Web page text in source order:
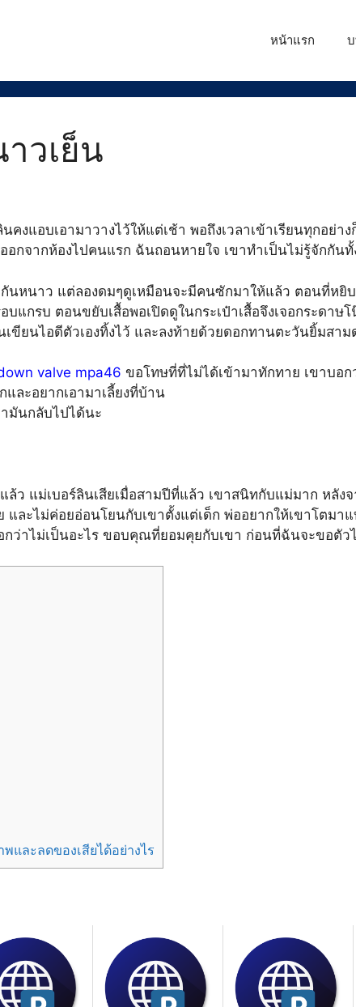
หน้าแรก
วเย็น
งแอบเอามาวางไว้ให้แต่เช้า พอถึงเวลาเข้าเรียนทุกอย่า
กจากห้องไปคนแรก ฉันถอนหายใจ เขาทำเป็นไม่รู้จักกันทั้
นหนาว แต่ลองดมๆดูเหมือนจะมีคนซักมาให้แล้ว ตอนที่หยิ
บแกรบ ตอนขยับเสื้อพอเปิดดูในกระเป๋าเสื้อจึงเจอกระดา
ขียนไอดีตัวเองทิ้งไว้ และลงท้ายด้วยดอกทานตะวันยิ้มสาม
valve mpa46 ขอโทษที่ที่ไม่ได้เข้ามาทักทาย เขาบอ
และอยากเอามาเลี้ยงที่บ้าน
ามันกลับไปได้นะ
ว แม่เบอร์ลินเสียเมื่อสามปีที่แล้ว เขาสนิทกับแม่มาก หลังจ
ละไม่ค่อยอ่อนโยนกับเขาตั้งแต่เด็ก พ่ออยากให้เขาโตมา
กว่าไม่เป็นอะไร ขอบคุณที่ยอมคุยกับเขา ก่อนที่ฉันจะขอตัว
และลดของเสียได้อย่างไร